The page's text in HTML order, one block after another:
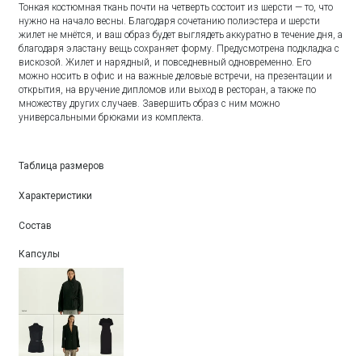
Тонкая костюмная ткань почти на четверть состоит из шерсти — то, что
нужно на начало весны. Благодаря сочетанию полиэстера и шерсти
жилет не мнётся, и ваш образ будет выглядеть аккуратно в течение дня, а
благодаря эластану вещь сохраняет форму. Предусмотрена подкладка с
вискозой. Жилет и нарядный, и повседневный одновременно. Его
можно носить в офис и на важные деловые встречи, на презентации и
открытия, на вручение дипломов или выход в ресторан, а также по
множеству других случаев. Завершить образ с ним можно
универсальными брюками из комплекта.
Таблица размеров
Характеристики
Состав
Капсулы